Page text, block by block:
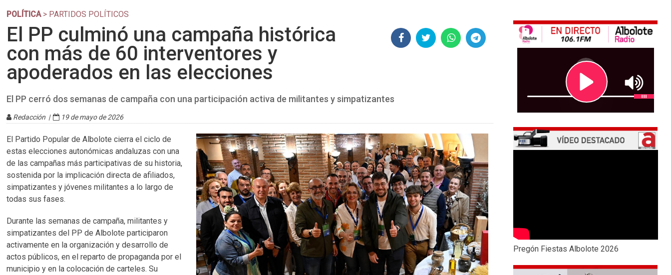
POLÍTICA> PARTIDOS POLÍTICOS
El PP culminó una campaña histórica
con más de 60 interventores y
apoderados en las elecciones
El PP cerró dos semanas de campaña con una participación activa de militantes y simpatizantes
Redacción | 19 de mayo de 2026
El Partido Popular de Albolote cierra el ciclo de
estas elecciones autonómicas andaluzas con una
de las campañas más participativas de su historia,
sostenida por la implicación directa de afiliados,
simpatizantes y jóvenes militantes a lo largo de
todas sus fases.
Durante las semanas de campaña, militantes y
simpatizantes del PP de Albolote participaron
activamente en la organización y desarrollo de
actos públicos, en el reparto de propaganda por el
municipio y en la colocación de carteles. Su
Pregón Fiestas Albolote 2026